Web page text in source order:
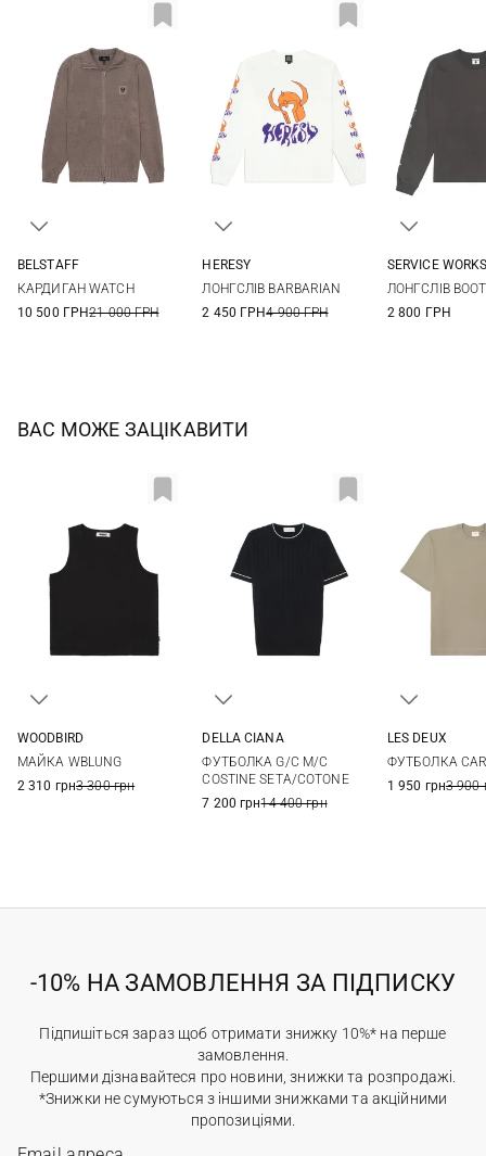
BELSTAFF
КАРДИГАН WATCH
10 500 ГРН21 000 ГРН
HERESY
ЛОНГСЛІВ BARBARIAN
2 450 ГРН4 900 ГРН
SERVICE
ЛОНГСЛІВ
2 800 ГРН
ВАС МОЖЕ ЗАЦІКАВИТИ
WOODBIRD
МАЙКА WBLUNG
2 310 грн3 300 грн
56
58 60
DELLA CIANA
ФУТБОЛКА G/C M/C
COSTINE SETA/COTONE
7 200 грн14 400 грн
LES DEUX
ФУТБОЛКА
1 950 грн3 900
-10% НА ЗАМОВЛЕННЯ ЗА ПІДПИСКУ
Підпишіться зараз щоб отримати знижку 10%* на перше
замовлення.
Першими дізнавайтеся про новини, знижки та розпродажі.
*Знижки не сумуються з іншими знижками та акційними
пропозиціями.